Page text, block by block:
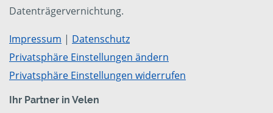
Datenträgervernichtung.
Impressum | Datenschutz
Privatsphäre Einstellungen ändern
Privatsphäre Einstellungen widerrufen
Ihr Partner in Velen